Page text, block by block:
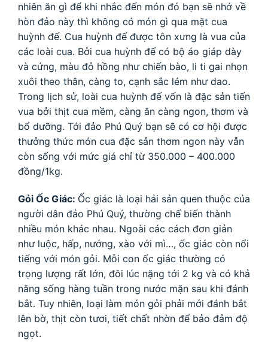
nhiên ăn gì để khi nhắc đến món đó bạn sẽ nhớ về
hòn đảo này thì không có món gì qua mặt cua
huỳnh đế. Cua huỳnh đế được tôn xưng là vua của
các loài cua. Bởi cua huỳnh đế có bộ áo giáp dày
và cứng, màu đỏ hồng như chiến bào, li ti gai nhọn
xuôi theo thân, càng to, cạnh sắc lém như dao.
Trong lịch sử, loài cua huỳnh đế vốn là đặc sản tiến
vua bởi thịt cua mềm, càng ăn càng ngon, thơm và
bổ dưỡng. Tới đảo Phú Quý bạn sẽ có cơ hội được
thưởng thức món cua đặc sản thơm ngon này vẫn
còn sống với mức giá chỉ từ 350.000 – 400.000
đồng/1kg.
Gỏi Ốc Giác: Ốc giác là loại hải sản quen thuộc của
người dân đảo Phú Quý, thường chế biến thành
nhiều món khác nhau. Ngoài các cách đơn giản
như luộc, hấp, nướng, xào với mì…, ốc giác còn nổi
tiếng với món gỏi. Mỗi con ốc giác thường có
trọng lượng rất lớn, đôi lúc nặng tới 2 kg và có khả
năng sống hàng tuần trong nước mặn sau khi đánh
bắt. Tuy nhiên, loại làm món gỏi phải mới đánh bắt
lên bờ, thịt còn tươi, tiết chất nhờn để bảo đảm độ
ngọt.